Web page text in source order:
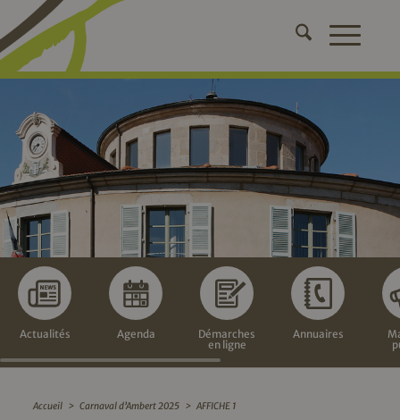
Actualités Agenda
Démarches
en ligne
Annuaires
Accueil > Carnaval d’Ambert 2025 > AFFICHE 1